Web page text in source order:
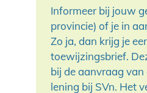
Informeer bij jouw
provincie) of je in
Zo ja, dan krijg je
toewijzingsbrief.
bij de aanvraag
lening bij SVn. Het